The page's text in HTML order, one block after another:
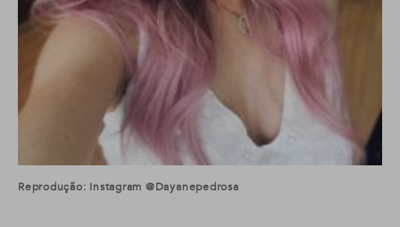
Reprodução: Instagram @dayanepedrosa